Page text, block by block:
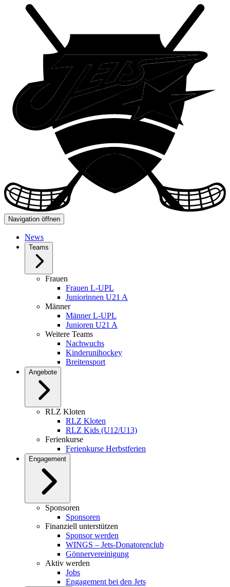
Navigation öffnen
News
Teams
Frauen
Frauen L-UPL
Juniorinnen U21 A
Männer
Männer L-UPL
Junioren U21 A
Weitere Teams
Nachwuchs
Kinderunihockey
Breitensport
Angebote
RLZ Kloten
RLZ Kloten
RLZ Kids (U12/U13)
Ferienkurse
Ferienkurse Herbstferien
Engagement
Sponsoren
Sponsoren
Finanziell unterstützen
Sponsor werden
WINGS – Jets-Donatorenclub
Gönnervereinigung
Aktiv werden
Jobs
Engagement bei den Jets